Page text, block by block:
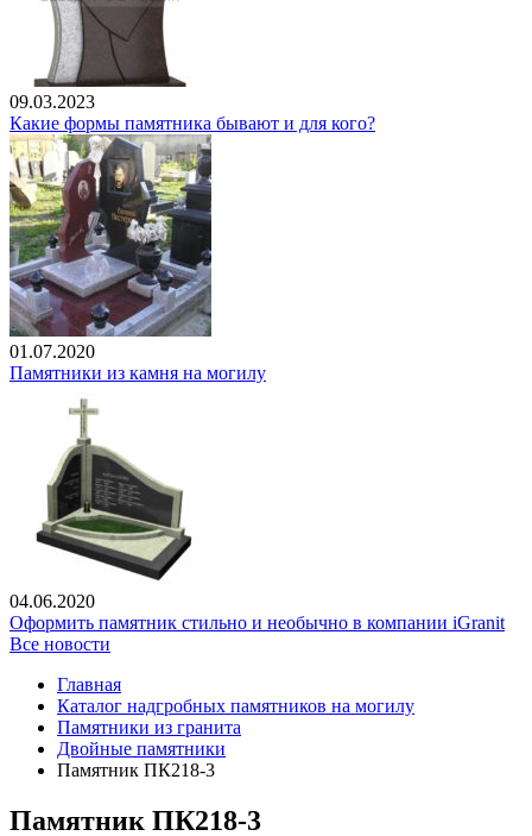
09.03.2023
Какие формы памятника бывают и для кого?
01.07.2020
Памятники из камня на могилу
04.06.2020
Оформить памятник стильно и необычно в компании iGranit
Все новости
Главная
Каталог надгробных памятников на могилу
Памятники из гранита
Двойные памятники
Памятник ПК218-3
Памятник ПК218-3